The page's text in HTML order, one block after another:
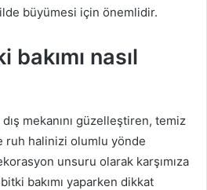
büyümesi için önemlidir.
nasıl
mekanını güzelleştiren, temiz
ruh halinizi olumlu yönde
unsuru olarak karşımıza
bakımı yaparken dikkat